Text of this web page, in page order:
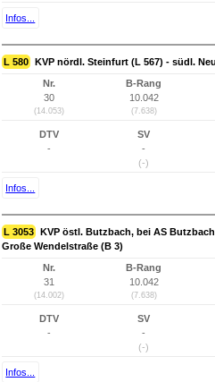
Infos...
L 580 KVP nördl. Steinfurt (L 567) - südl.
Nr.
30
(14.053)
B-Rang
10.042
(7.638)
DTV
-
SV
-
(-)
Infos...
L 3053 KVP östl. Butzbach, bei AS
Große Wendelstraße (B 3)
Nr.
31
(14.002)
B-Rang
10.042
(7.638)
DTV
-
SV
-
(-)
Infos...